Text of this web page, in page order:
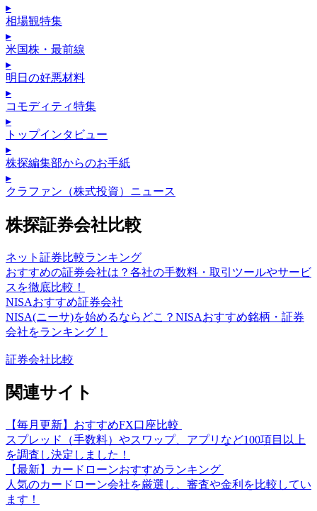
▸
相場観特集
▸
米国株・最前線
▸
明日の好悪材料
▸
コモディティ特集
▸
トップインタビュー
▸
株探編集部からのお手紙
▸
クラファン（株式投資）ニュース
株探証券会社比較
ネット証券比較ランキング
おすすめの証券会社は？各社の手数料・取引ツールやサービ
スを徹底比較！
NISAおすすめ証券会社
NISA(ニーサ)を始めるならどこ？NISAおすすめ銘柄・証券
会社をランキング！
証券会社比較
関連サイト
【毎月更新】おすすめFX口座比較
スプレッド（手数料）やスワップ、アプリなど100項目以上
を調査し決定しました！
【最新】カードローンおすすめランキング
人気のカードローン会社を厳選し、審査や金利を比較してい
ます！